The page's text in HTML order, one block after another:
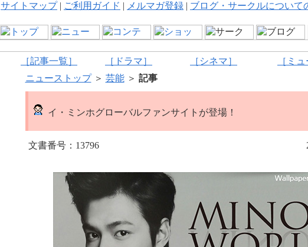
サイトマップ| ご利用ガイド | メルマガ登録 | ブログ・サークルについて
［記事一覧］ ［ドラマ］ ［シネマ］ ［ミ
ニューストップ＞ 芸能＞ 記事
イ・ミンホグローバルファンサイトが登場！
文書番号：13796